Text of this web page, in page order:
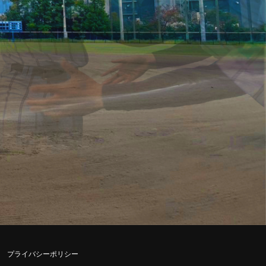
プライバシーポリシー